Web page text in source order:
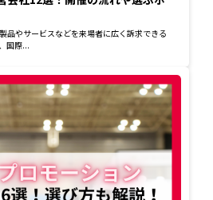
品やサービスなどを来場者に広く訴求できる
国際...